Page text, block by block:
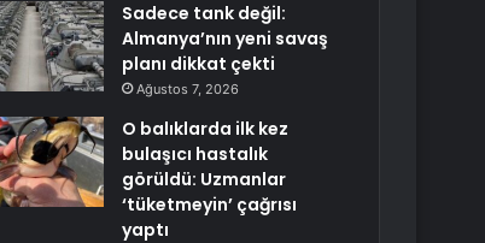
Sadece tank değil:
Almanya’nın yeni savaş
planı dikkat çekti
Ağustos 7, 2026
O balıklarda ilk kez
bulaşıcı hastalık
görüldü: Uzmanlar
‘tüketmeyin’ çağrısı
yaptı